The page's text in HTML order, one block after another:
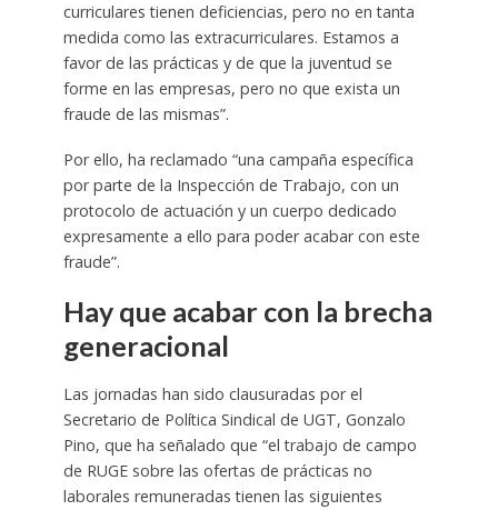
curriculares tienen deficiencias, pero no en tanta
medida como las extracurriculares. Estamos a
favor de las prácticas y de que la juventud se
forme en las empresas, pero no que exista un
fraude de las mismas”.
Por ello, ha reclamado “una campaña específica
por parte de la Inspección de Trabajo, con un
protocolo de actuación y un cuerpo dedicado
expresamente a ello para poder acabar con este
fraude”.
Hay que acabar con la brecha
generacional
Las jornadas han sido clausuradas por el
Secretario de Política Sindical de UGT, Gonzalo
Pino, que ha señalado que “el trabajo de campo
de RUGE sobre las ofertas de prácticas no
laborales remuneradas tienen las siguientes